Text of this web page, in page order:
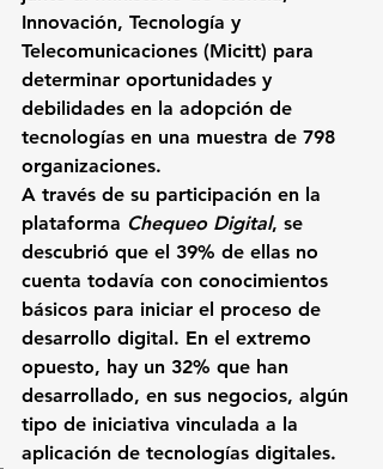
Innovación, Tecnología y
Telecomunicaciones (Micitt) para
determinar oportunidades y
debilidades en la adopción de
tecnologías en una muestra de 798
organizaciones.
A través de su participación en la
plataforma Chequeo Digital, se
descubrió que el 39% de ellas no
cuenta todavía con conocimientos
básicos para iniciar el proceso de
desarrollo digital. En el extremo
opuesto, hay un 32% que han
desarrollado, en sus negocios, algún
tipo de iniciativa vinculada a la
aplicación de tecnologías digitales.